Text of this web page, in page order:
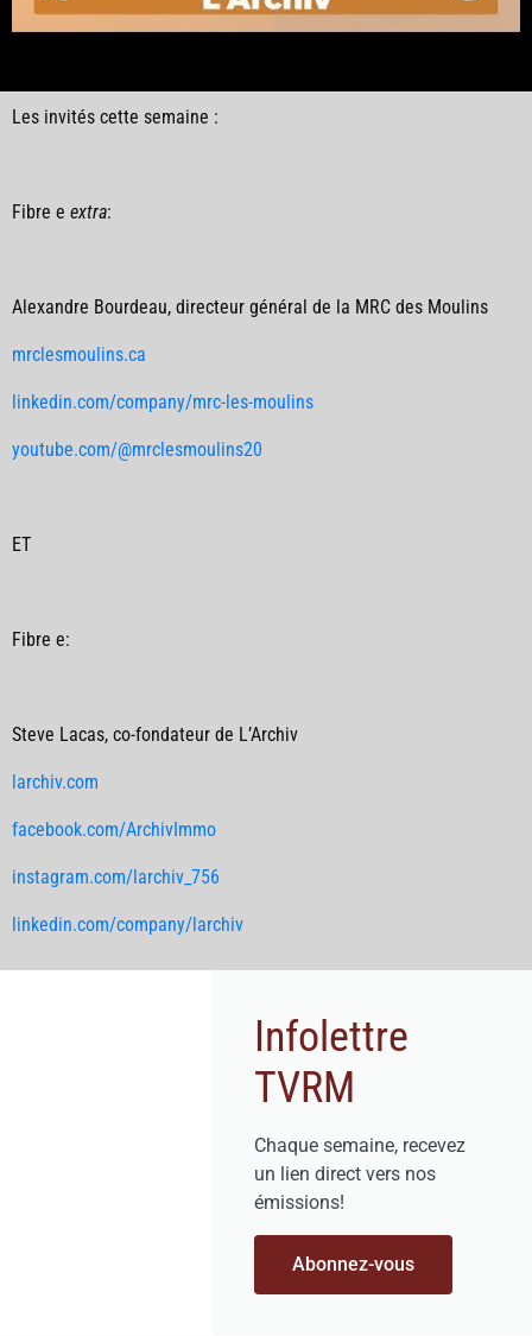
Les invités cette semaine :
Fibre e extra:
Alexandre Bourdeau, directeur général de la MRC des Moulins
mrclesmoulins.ca
linkedin.com/company/mrc-les-moulins
youtube.com/@mrclesmoulins20
ET
Fibre e:
Steve Lacas, co-fondateur de L’Archiv
larchiv.com
facebook.com/ArchivImmo
instagram.com/larchiv_756
linkedin.com/company/larchiv
Infolettre
TVRM
Chaque semaine, recevez
un lien direct vers nos
émissions!
Abonnez-vous